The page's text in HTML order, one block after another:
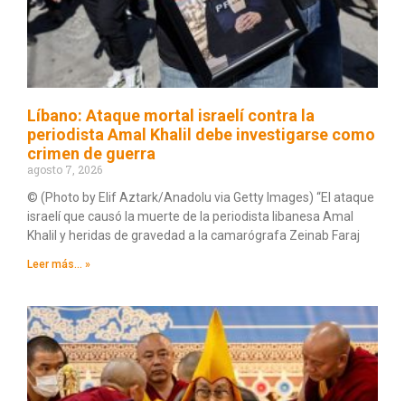
Líbano: Ataque mortal israelí contra la
periodista Amal Khalil debe investigarse como
crimen de guerra
agosto 7, 2026
© (Photo by Elif Aztark/Anadolu via Getty Images) “El ataque
israelí que causó la muerte de la periodista libanesa Amal
Khalil y heridas de gravedad a la camarógrafa Zeinab Faraj
Leer más... »